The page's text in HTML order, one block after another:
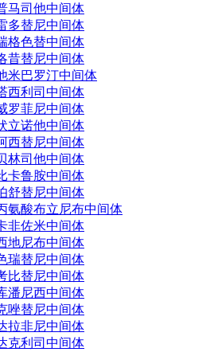
马司他中间体
多替尼中间体
格色替中间体
昔替尼中间体
米巴罗汀中间体
西利司中间体
罗菲尼中间体
立诺他中间体
西替尼中间体
林司他中间体
卡鲁胺中间体
舒替尼中间体
氨酸布立尼布中间体
非佐米中间体
地尼布中间体
瑞替尼中间体
比替尼中间体
潘尼西中间体
唑替尼中间体
拉非尼中间体
克利司中间体